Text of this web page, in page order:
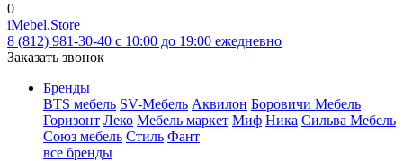
0
iMebel.Store
8 (812) 981-30-40 c 10:00 до 19:00 ежедневно
Заказать звонок
Бренды
BTS мебель SV-Мебель Аквилон Боровичи Мебель
Горизонт Леко Мебель маркет Миф Ника Сильва Мебель
Союз мебель Стиль Фант
все бренды